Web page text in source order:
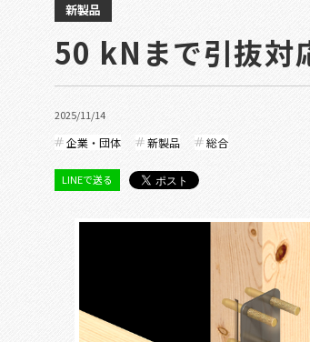
新製品
50 kNまで引抜
2025/11/14
企業・団体 新製品 総合
LINEで送る